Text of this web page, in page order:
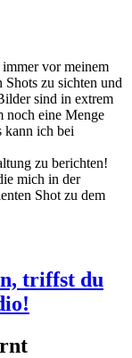
vor meinem
zu sichten und
sind in extrem
noch eine Menge
kann ich bei
zu berichten!
mich in der
Shot zu dem
triffst du